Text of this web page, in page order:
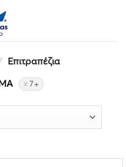
Επιτραπέζια
7+